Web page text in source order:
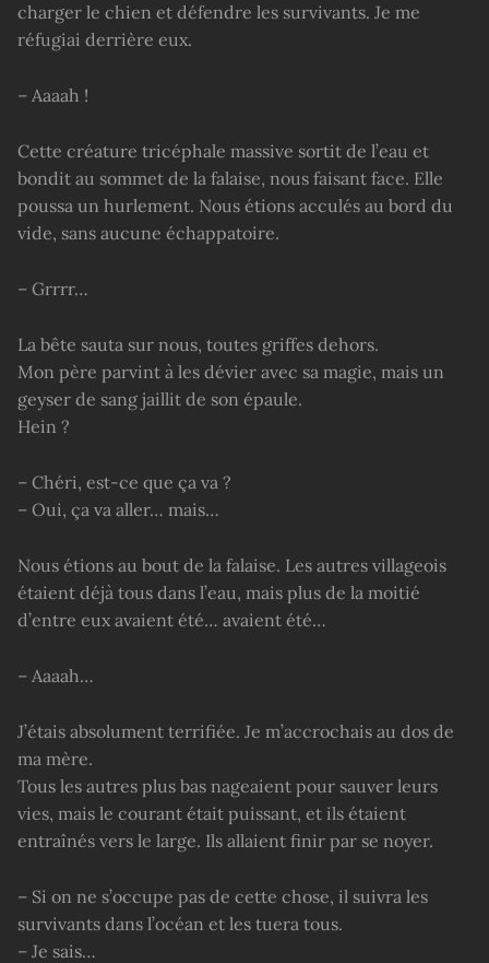
charger le chien et défendre les survivants. Je me
réfugiai derrière eux.
– Aaaah !
Cette créature tricéphale massive sortit de l’eau et
bondit au sommet de la falaise, nous faisant face. Elle
poussa un hurlement. Nous étions acculés au bord du
vide, sans aucune échappatoire.
– Grrrr…
La bête sauta sur nous, toutes griffes dehors.
Mon père parvint à les dévier avec sa magie, mais un
geyser de sang jaillit de son épaule.
Hein ?
– Chéri, est-ce que ça va ?
– Oui, ça va aller… mais…
Nous étions au bout de la falaise. Les autres villageois
étaient déjà tous dans l’eau, mais plus de la moitié
d’entre eux avaient été… avaient été…
– Aaaah…
J’étais absolument terrifiée. Je m’accrochais au dos de
ma mère.
Tous les autres plus bas nageaient pour sauver leurs
vies, mais le courant était puissant, et ils étaient
entraînés vers le large. Ils allaient finir par se noyer.
– Si on ne s’occupe pas de cette chose, il suivra les
survivants dans l’océan et les tuera tous.
– Je sais…